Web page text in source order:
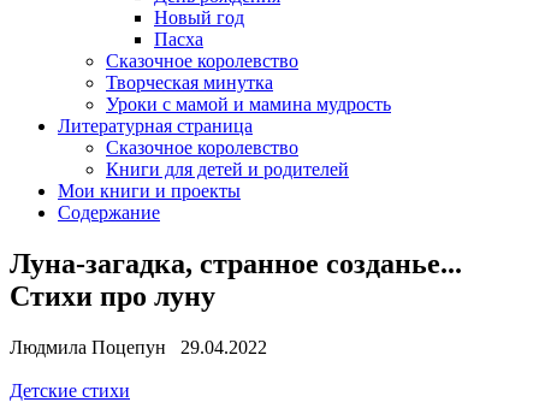
Новый год
Пасха
Сказочное королевство
Творческая минутка
Уроки с мамой и мамина мудрость
Литературная страница
Сказочное королевство
Книги для детей и родителей
Мои книги и проекты
Содержание
Луна-загадка, странное созданье...
Стихи про луну
Людмила Поцепун 29.04.2022
Детские стихи